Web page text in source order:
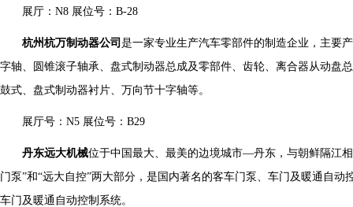
展厅：N8 展位号：B-28
杭州杭万制动器公司 是一家专业生产汽车零部件的制造企业，主要
字轴、圆锥滚子轴承、盘式制动器总成及零部件、齿轮、离合器从动盘
鼓式、盘式制动器衬片、万向节十字轴等。
展厅号：N5 展位号：B29
丹东远大机械位于中国最大、最美的边境城市—丹东，与朝鲜隔江
门泵”和“远大自控”两大部分，是国内著名的客车门泵、车门及暖通自
车门及暖通自动控制系统。